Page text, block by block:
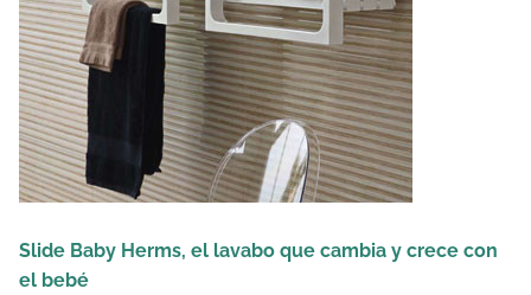
Slide Baby Herms, el lavabo que cambia y crece con
el bebé